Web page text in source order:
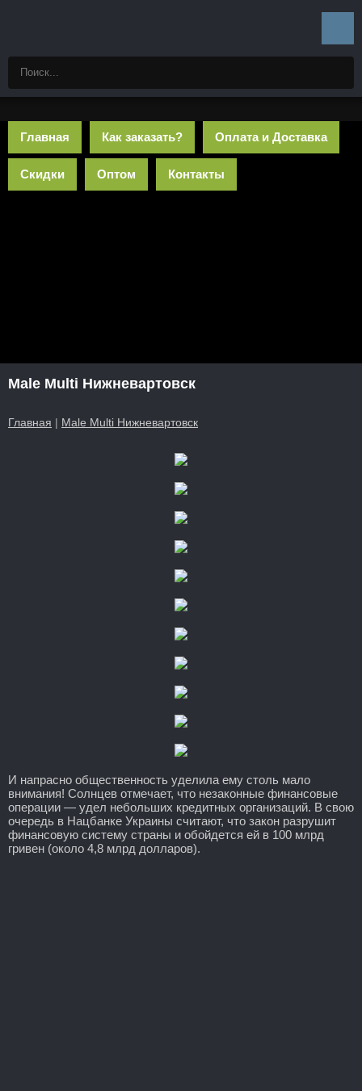
Главная Как заказать? Оплата и Доставка
Скидки Оптом Контакты
Male Multi Нижневартовск
Главная | Male Multi Нижневартовск
И напрасно общественность уделила ему столь мало
внимания! Солнцев отмечает, что незаконные финансовые
операции — удел небольших кредитных организаций. В свою
очередь в Нацбанке Украины считают, что закон разрушит
финансовую систему страны и обойдется ей в 100 млрд
гривен (около 4,8 млрд долларов).